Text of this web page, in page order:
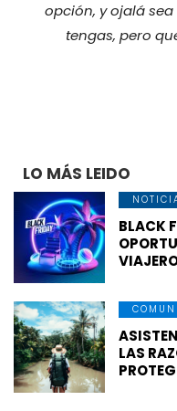
opción, y ojalá
tengas, pero
LO MÁS LEIDO
BLACK
LAS